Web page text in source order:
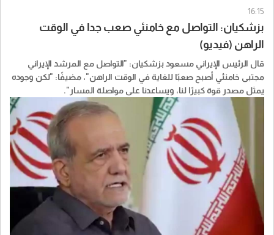
16:15
بزشكيان: التواصل مع خامنئي صعب جدا في الوقت
الراهن (فيديو)
قال الرئيس الإيراني مسعود بزشكيان: "التواصل مع المرشد الإيراني
مجتبى خامنئي أصبح صعبًا للغاية في الوقت الراهن"، مضيفًا: "لكن وجوده
يمثل مصدر قوة كبيرًا لنا، ويساعدنا على مواصلة المسار".